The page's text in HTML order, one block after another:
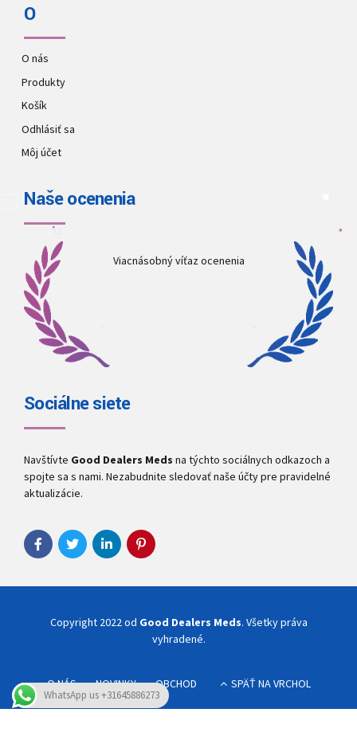
O
O nás
Produkty
Košík
Odhlásiť sa
Môj účet
Naše ocenenia
Viacnásobný víťaz ocenenia
Sociálne siete
Navštívte Good Dealers Meds na týchto sociálnych odkazoch a
spojte sa s nami. Nezabudnite sledovať naše účty pre pravidelné
aktualizácie.
Copyright 2022 od Good Dealers Meds. Všetky práva
vyhradené.
O NÁS NOVINKY OBCHOD SPÄŤ NA VRCHOL
WhatsApp us +31645886273